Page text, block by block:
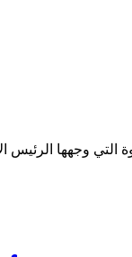
وجهها الرئيس